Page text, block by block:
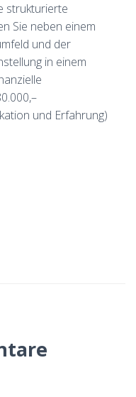
strukturierte
Sie neben einem
und der
in einem
und Erfahrung)